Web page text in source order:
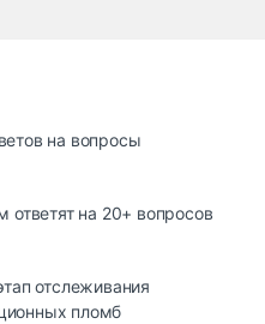
на вопросы
ответят на 20+ вопросов
отслеживания
пломб